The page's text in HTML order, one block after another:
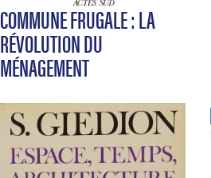
COMMUNE FRUGALE : LA
RÉVOLUTION DU
MÉNAGEMENT